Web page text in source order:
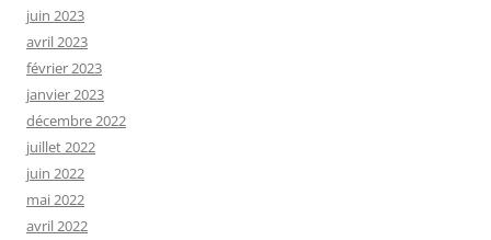
juin 2023
avril 2023
février 2023
janvier 2023
décembre 2022
juillet 2022
juin 2022
mai 2022
avril 2022